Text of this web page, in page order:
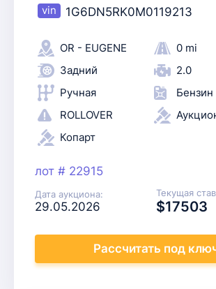
1G6DN5RK0M0119213
OR - EUGENE
0 mi
Задний
2.0
Ручная
Бензин
ROLLOVER
Копарт
лот # 22915
Дата аукциона:
29.05.2026
Текущая
$17503
Рассчитать под